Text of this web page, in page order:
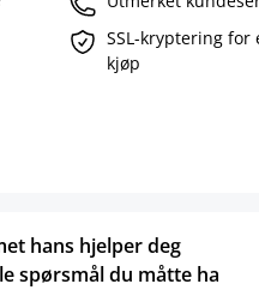
SSL-kryptering for
kjøp
hans hjelper deg
spørsmål du måtte ha